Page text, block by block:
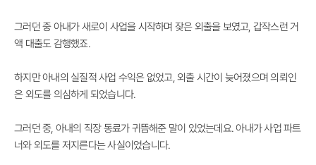
그러던 중 아내가 새로이 사업을 시작하며 잦은 외출을 보였고, 갑작스런 거
액 대출도 감행했죠.
하지만 아내의 실질적 사업 수익은 없었고, 외출 시간이 늦어졌으며 의뢰인
은 외도를 의심하게 되었습니다.
그러던 중, 아내의 직장 동료가 귀뜸해준 말이 있었는데요.아내가 사업 파트
너와 외도를 저지른다는 사실이었습니다.